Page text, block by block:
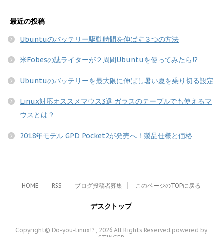
最近の投稿
Ubuntuのバッテリー駆動時間を伸ばす３つの方法
米Fobesの誌ライターが２周間Ubuntuを使ってみたら!?
Ubuntuのバッテリーを最大限に伸ばし暑い夏を乗り切る設定
Linux対応オススメマウス3選 ガラスのテーブルでも使えるマ
ウスとは？
2018年モデル GPD Pocket2が発売へ！製品仕様と価格
HOME RSS ブログ投稿者募集 このページのTOPに戻る
デスクトップ
Copyright© Do-you-linux!? , 2026 All Rights Reserved.powered by